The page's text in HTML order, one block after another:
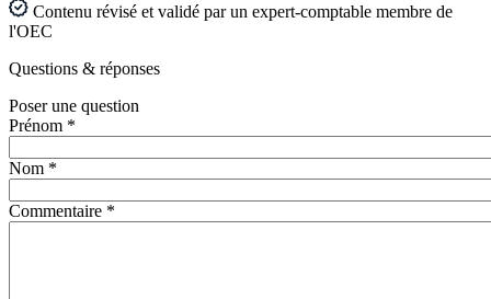
Contenu révisé et validé par un expert-comptable membre de
l'OEC
Questions & réponses
Poser une question
Prénom *
Nom *
Commentaire *